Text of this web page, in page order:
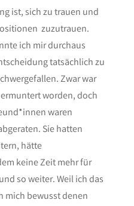
ist, sich zu trauen und
zuzutrauen.
ich mir durchaus
tatsächlich zu
Zwar war
worden, doch
waren
Sie hatten
hätte
keine Zeit mehr für
so weiter. Weil ich das
mich bewusst denen